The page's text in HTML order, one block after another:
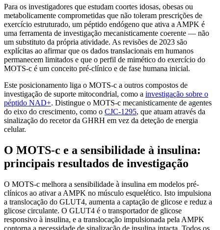
Para os investigadores que estudam coortes idosas, obesas ou
metabolicamente comprometidas que não toleram prescrições de
exercício estruturado, um péptido endógeno que ativa a AMPK é
uma ferramenta de investigação mecanisticamente coerente — não
um substituto da própria atividade. As revisões de 2023 são
explícitas ao afirmar que os dados translacionais em humanos
permanecem limitados e que o perfil de mimético do exercício do
MOTS-c é um conceito pré-clínico e de fase humana inicial.
Este posicionamento liga o MOTS-c a outros compostos de
investigação de suporte mitocondrial, como a investigação sobre o
péptido NAD+. Distingue o MOTS-c mecanisticamente de agentes
do eixo do crescimento, como o CJC-1295, que atuam através da
sinalização do recetor da GHRH em vez da deteção de energia
celular.
O MOTS-c e a sensibilidade à insulina:
principais resultados de investigação
O MOTS-c melhora a sensibilidade à insulina em modelos pré-
clínicos ao ativar a AMPK no músculo esquelético. Isto impulsiona
a translocação do GLUT4, aumenta a captação de glicose e reduz a
glicose circulante. O GLUT4 é o transportador de glicose
responsivo à insulina, e a translocação impulsionada pela AMPK
contorna a necessidade de sinalização de insulina intacta. Todos os